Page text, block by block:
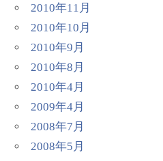
2010年11月
2010年10月
2010年9月
2010年8月
2010年4月
2009年4月
2008年7月
2008年5月